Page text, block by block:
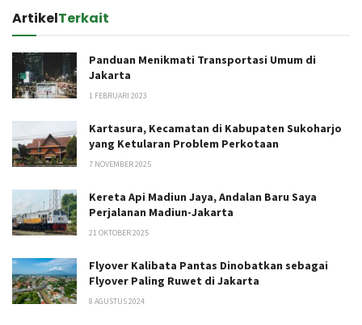
ArtikelTerkait
Panduan Menikmati Transportasi Umum di
Jakarta
1 FEBRUARI 2023
Kartasura, Kecamatan di Kabupaten Sukoharjo
yang Ketularan Problem Perkotaan
7 NOVEMBER 2025
Kereta Api Madiun Jaya, Andalan Baru Saya
Perjalanan Madiun-Jakarta
21 OKTOBER 2025
Flyover Kalibata Pantas Dinobatkan sebagai
Flyover Paling Ruwet di Jakarta
8 AGUSTUS 2024